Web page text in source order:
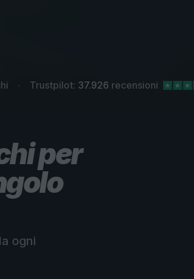
Trustpilot: 37.926 recensioni
per
ogni